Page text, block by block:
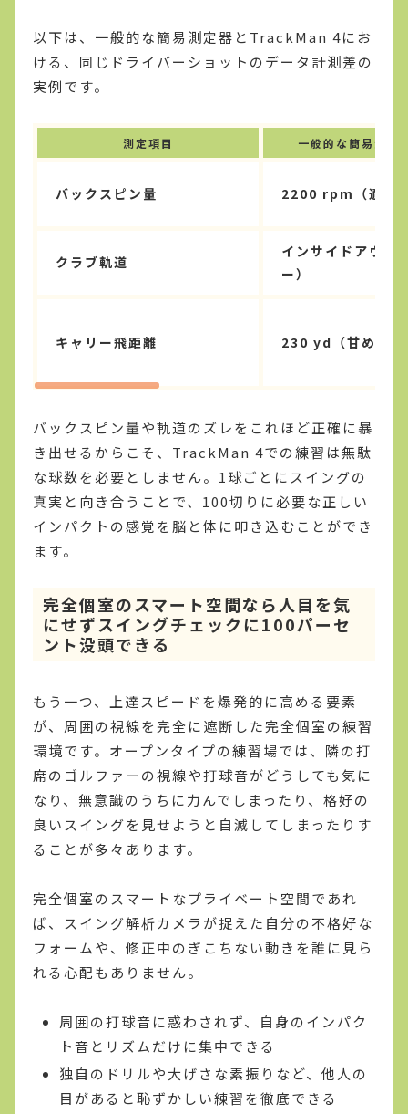
以下は、一般的な簡易測定器とTrackMan 4にお
ける、同じドライバーショットのデータ計測差の
実例です。
測定項目 一般的な簡易測定
バックスピン量 2200 rpm（適正
クラブ軌道
インサイドアウト
ー）
キャリー飛距離 230 yd（甘めの算
バックスピン量や軌道のズレをこれほど正確に暴
き出せるからこそ、TrackMan 4での練習は無駄
な球数を必要としません。1球ごとにスイングの
真実と向き合うことで、100切りに必要な正しい
インパクトの感覚を脳と体に叩き込むことができ
ます。
完全個室のスマート空間なら人目を気
にせずスイングチェックに100パーセ
ント没頭できる
もう一つ、上達スピードを爆発的に高める要素
が、周囲の視線を完全に遮断した完全個室の練習
環境です。オープンタイプの練習場では、隣の打
席のゴルファーの視線や打球音がどうしても気に
なり、無意識のうちに力んでしまったり、格好の
良いスイングを見せようと自滅してしまったりす
ることが多々あります。
完全個室のスマートなプライベート空間であれ
ば、スイング解析カメラが捉えた自分の不格好な
フォームや、修正中のぎこちない動きを誰に見ら
れる心配もありません。
周囲の打球音に惑わされず、自身のインパク
ト音とリズムだけに集中できる
独自のドリルや大げさな素振りなど、他人の
目があると恥ずかしい練習を徹底できる